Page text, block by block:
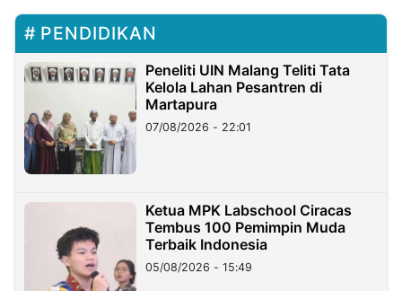
PENDIDIKAN
Peneliti UIN Malang Teliti Tata
Kelola Lahan Pesantren di
Martapura
07/08/2026 - 22:01
Ketua MPK Labschool Ciracas
Tembus 100 Pemimpin Muda
Terbaik Indonesia
05/08/2026 - 15:49